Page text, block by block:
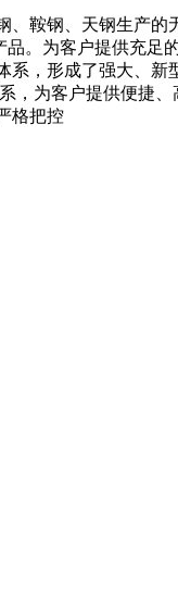
鞍钢、天钢生产的
。为客户提供充足
系，形成了强大、新
为客户提供便捷、
格把控